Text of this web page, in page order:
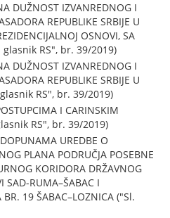
DUŽNOST IZVANREDNOG I
REPUBLIKE SRBIJE U
OSNOVI, SA
glasnik RS", br. 39/2019)
DUŽNOST IZVANREDNOG I
REPUBLIKE SRBIJE U
glasnik RS", br. 39/2019)
I CARINSKIM
RS", br. 39/2019)
UREDBE O
PLANA PODRUČJA POSEBNE
KORIDORA DRŽAVNOG
SAD-RUMA–ŠABAC I
BR. 19 ŠABAC–LOZNICA ("Sl.